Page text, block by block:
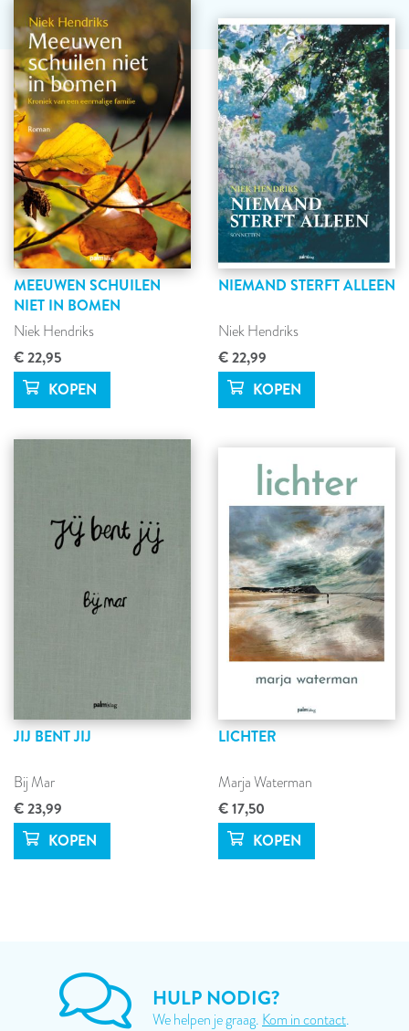
MEEUWEN SCHUILEN
NIET IN BOMEN
Niek Hendriks
€ 22,95
NIEMAND STERFT ALLEEN
Niek Hendriks
€ 22,99
JIJ BENT JIJ
Bij Mar
€ 23,99
LICHTER
Marja Waterman
€ 17,50
HULP NODIG?
We helpen je graag. Kom in contact.